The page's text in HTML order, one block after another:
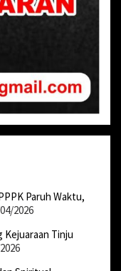
Paruh Waktu,
2026
Kejuaraan Tinju